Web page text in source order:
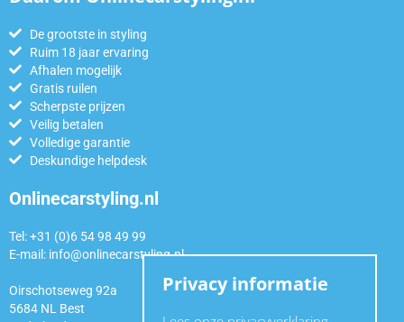
De grootste in styling
Ruim 18 jaar ervaring
Afhalen mogelijk
Gratis ruilen
Scherpste prijzen
Veilig betalen
Volledige garantie
Deskundige helpdesk
Onlinecarstyling.nl
Tel: +31 (0)6 54 98 49 99
E-mail: info@onlinecarstyling.nl
Oirschotseweg 92a
5684 NL Best
Privacy informatie